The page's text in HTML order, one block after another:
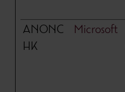
ANONC
HK
Microsoft